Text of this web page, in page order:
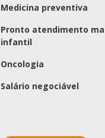
Medicina preventiva
Pronto atendimento
infantil
Oncologia
Salário negociável